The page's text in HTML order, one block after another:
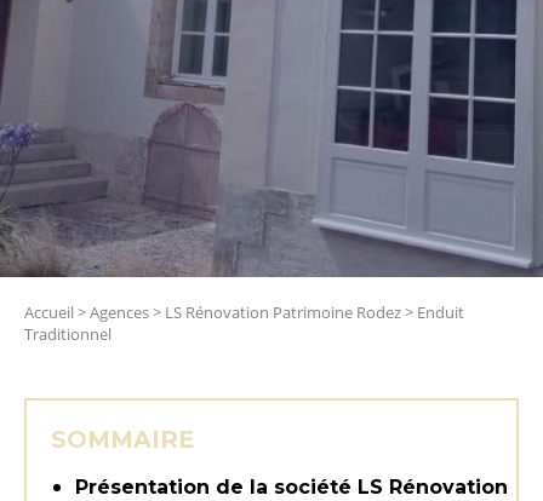
Accueil >Agences> LS Rénovation Patrimoine Rodez> Enduit
Traditionnel
SOMMAIRE
Présentation de la société LS Rénovation